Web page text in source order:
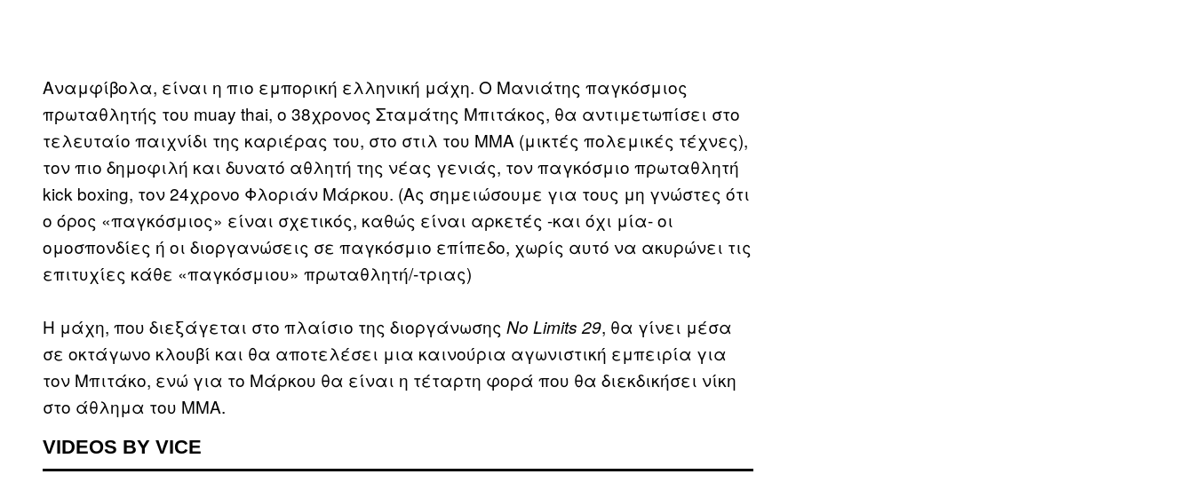
Αναμφίβολα, είναι η πιο εμπορική ελληνική μάχη. Ο Μανιάτης παγκόσμιος
πρωταθλητής του muay thai, ο 38χρονος Σταμάτης Μπιτάκος, θα αντιμετωπίσει στο
τελευταίο παιχνίδι της καριέρας του, στο στιλ του MMA (μικτές πολεμικές τέχνες),
τον πιο δημοφιλή και δυνατό αθλητή της νέας γενιάς, τον παγκόσμιο πρωταθλητή
kick boxing, τον 24χρονο Φλοριάν Μάρκου. (Ας σημειώσουμε για τους μη γνώστες ότι
ο όρος «παγκόσμιος» είναι σχετικός, καθώς είναι αρκετές -και όχι μία- οι
ομοσπονδίες ή οι διοργανώσεις σε παγκόσμιο επίπεδο, χωρίς αυτό να ακυρώνει τις
επιτυχίες κάθε «παγκόσμιου» πρωταθλητή/-τριας)
Η μάχη, που διεξάγεται στο πλαίσιο της διοργάνωσης No Limits 29, θα γίνει μέσα
σε οκτάγωνο κλουβί και θα αποτελέσει μια καινούρια αγωνιστική εμπειρία για
τον Μπιτάκο, ενώ για το Μάρκου θα είναι η τέταρτη φορά που θα διεκδικήσει νίκη
στο άθλημα του ΜΜΑ.
VIDEOS BY VICE